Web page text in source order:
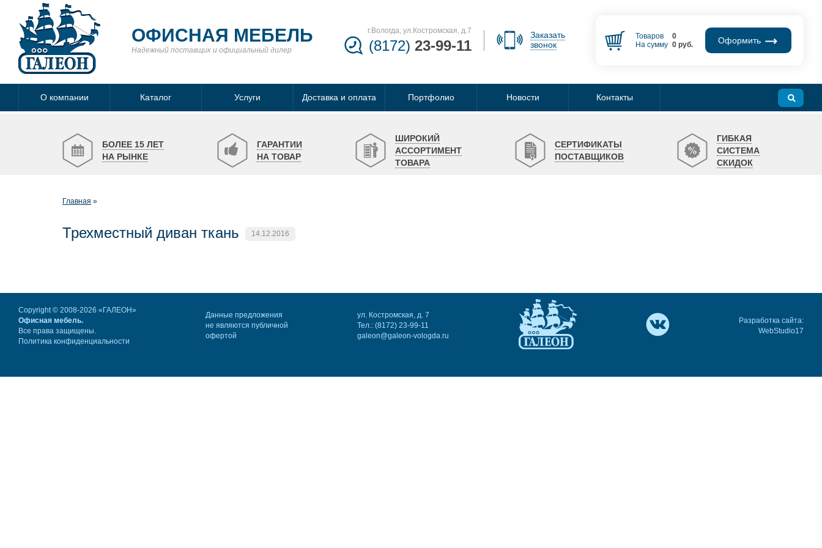
ОФИСНАЯ МЕБЕЛЬ
Надежный поставщик и официальный дилер
г.Вологда, ул.Костромская, д.7
(8172) 23-99-11
Заказать
звонок
Товаров
0
На сумму 0руб. Оформить
О компании Каталог Услуги Доставка и оплата Портфолио Новости Контакты
БОЛЕЕ 15 ЛЕТ
НА РЫНКЕ
ГАРАНТИИ
НА ТОВАР
ШИРОКИЙ
АССОРТИМЕНТ
ТОВАРА
СЕРТИФИКАТЫ
ПОСТАВЩИКОВ
ГИБКАЯ
СИСТЕМА
СКИДОК
Главная
Трехместный диван ткань 14.12.2016
Copyright © 2008-2026 «ГАЛЕОН»
Офисная мебель.
Все права защищены.
Политика конфиденциальности
Данные предложения
не являются публичной
офертой
ул. Костромская, д. 7
Тел.: (8172) 23-99-11
galeon@galeon-vologda.ru
Разработка сайта:
WebStudio17